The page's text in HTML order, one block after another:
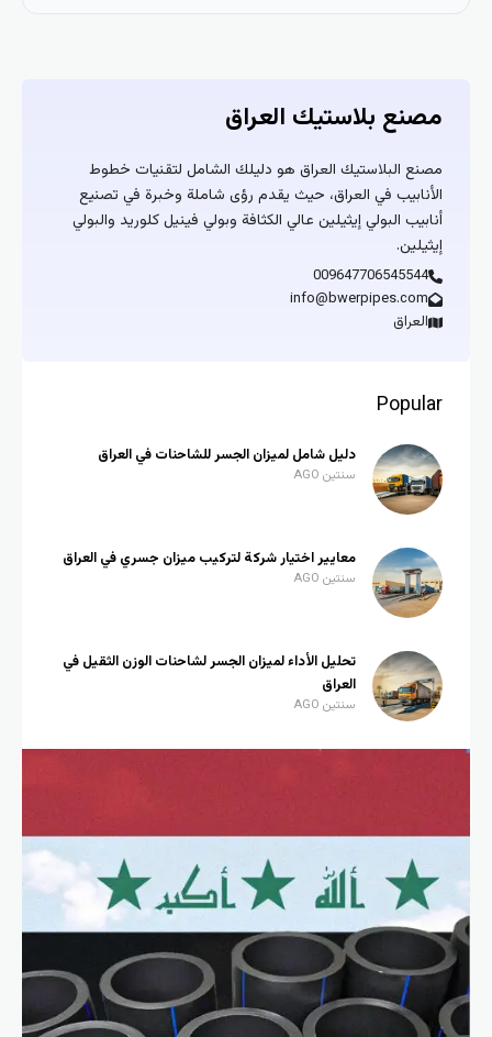
مصنع بلاستيك العراق
مصنع البلاستيك العراق هو دليلك الشامل لتقنيات خطوط
الأنابيب في العراق، حيث يقدم رؤى شاملة وخبرة في تصنيع
أنابيب البولي إيثيلين عالي الكثافة وبولي فينيل كلوريد والبولي
إيثيلين.
009647706545544
info@bwerpipes.com
العراق
Popular
دليل شامل لميزان الجسر للشاحنات في العراق
سنتين AGO
معايير اختيار شركة لتركيب ميزان جسري في العراق
سنتين AGO
تحليل الأداء لميزان الجسر لشاحنات الوزن الثقيل في
العراق
سنتين AGO